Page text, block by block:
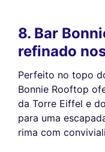
8. Bar
refinado
Perfeito no topo
Bonnie Rooftop
da Torre Eiffel e
para uma
rima com